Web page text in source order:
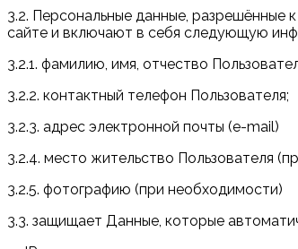
3.2. Персональные данные, разрешённые
сайте и включают в себя следующую
3.2.1. фамилию, имя, отчество
3.2.2. контактный телефон Пользователя;
3.2.3. адрес электронной почты (e-mail)
3.2.4. место жительство Пользователя
3.2.5. фотографию (при необходимости)
3.3. защищает Данные, которые